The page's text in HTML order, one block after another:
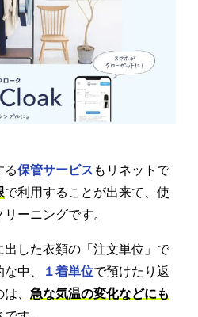
る保管サービス もリネットで
で利用することが出来て、使
ーニングです。
出した衣類の「注文単位」で
中、
１着単位で預けたり返
、 急な気温の変化などにも